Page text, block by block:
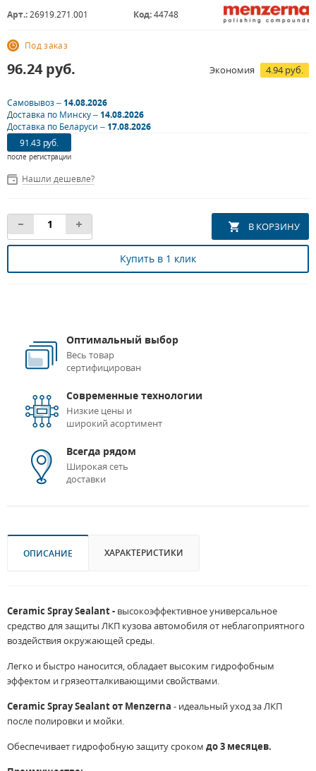
Арт.:26919.271.001 Код:44748
Под заказ
96.24 руб. Экономия 4.94 руб.
Самовывоз –14.08.2026
Доставка по Минску –14.08.2026
Доставка по Беларуси –17.08.2026
91.43 руб.
после регистрации
Нашли дешевле?
Купить в 1 клик
Оптимальный выбор
Весь товар
сертифицирован
Современные технологии
Низкие цены и
широкий асортимент
Всегда рядом
Широкая сеть
доставки
ОПИСАНИЕ ХАРАКТЕРИСТИКИ
Ceramic Spray Sealant - высокоэффективное универсальное
средство для защиты ЛКП кузова автомобиля от неблагоприятного
воздействия окружающей среды.
Легко и быстро наносится, обладает высоким гидрофобным
эффектом и грязеотталкивающими свойствами.
Ceramic Spray Sealant от Menzerna - идеальный уход за ЛКП
после полировки и мойки.
Обеспечивает гидрофобную защиту сроком до 3 месяцев.